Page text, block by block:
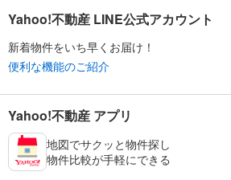
Yahoo!不動産 LINE公式アカウント
新着物件をいち早くお届け！
便利な機能のご紹介
Yahoo!不動産 アプリ
地図でサクッと物件探し
物件比較が手軽にできる